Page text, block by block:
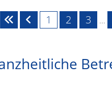
1 2 3 ...